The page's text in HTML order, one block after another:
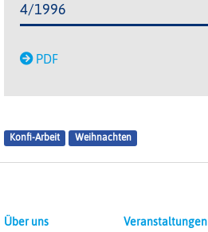
4/1996
PDF
Konfi-Arbeit Weihnachten
Über uns
Veranstaltungen